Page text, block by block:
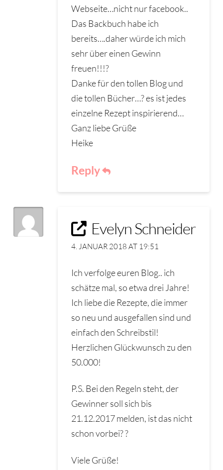
Webseite…nicht nur facebook..
Das Backbuch habe ich
bereits….daher würde ich mich
sehr über einen Gewinn
freuen!!!?
Danke für den tollen Blog und
die tollen Bücher…? es ist jedes
einzelne Rezept inspirierend…
Ganz liebe Grüße
Heike
Reply
Evelyn Schneider
4. JANUAR 2018 AT 19:51
Ich verfolge euren Blog.. ich
schätze mal, so etwa drei Jahre!
Ich liebe die Rezepte, die immer
so neu und ausgefallen sind und
einfach den Schreibstil!
Herzlichen Glückwunsch zu den
50.000!
P.S. Bei den Regeln steht, der
Gewinner soll sich bis
21.12.2017 melden, ist das nicht
schon vorbei? ?
Viele Grüße!